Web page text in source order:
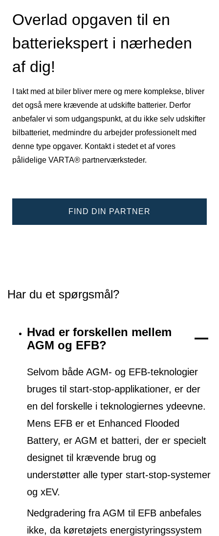
Overlad opgaven til en
batteriekspert i nærheden
af dig!
I takt med at biler bliver mere og mere komplekse, bliver
det også mere krævende at udskifte batterier. Derfor
anbefaler vi som udgangspunkt, at du ikke selv udskifter
bilbatteriet, medmindre du arbejder professionelt med
denne type opgaver. Kontakt i stedet et af vores
pålidelige VARTA® partnerværksteder.
FIND DIN PARTNER
Har du et spørgsmål?
Hvad er forskellen mellem
AGM og EFB?
Selvom både AGM- og EFB-teknologier
bruges til start-stop-applikationer, er der
en del forskelle i teknologiernes ydeevne.
Mens EFB er et Enhanced Flooded
Battery, er AGM et batteri, der er specielt
designet til krævende brug og
understøtter alle typer start-stop-systemer
og xEV.
Nedgradering fra AGM til EFB anbefales
ikke, da køretøjets energistyringssystem